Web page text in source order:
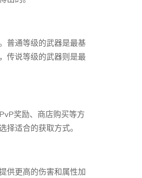
普通等级的武器是最基
传说等级的武器则是最
奖励、商店购买等方
适合的获取方式。
供更高的伤害和属性加